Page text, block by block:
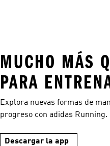
MUCHO MÁS
PARA
Explora nuevas formas de
progreso con adidas Running.
Descargar la app